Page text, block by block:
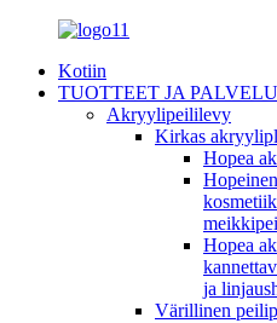
Kotiin
TUOTTEET JA
Akryylipeililevy
Kirkas
Hopea
Hopea
ja
Värillinen